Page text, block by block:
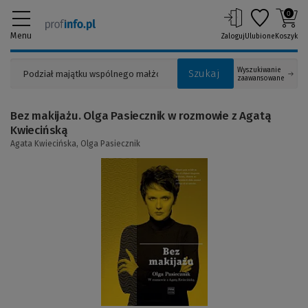
Menu
Szukaj
Wyszukiwanie
zaawansowane
ZalogujUlubione
0
Koszyk
Bez makijażu. Olga Pasiecznik w rozmowie z Agatą
Kwiecińską
Agata Kwiecińska, Olga Pasiecznik